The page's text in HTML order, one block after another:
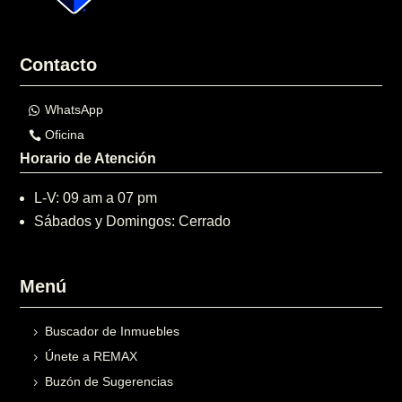
Contacto
WhatsApp
Oficina
Horario de Atención
L-V: 09 am a 07 pm
Sábados y Domingos: Cerrado
Menú
Buscador de Inmuebles
Únete a REMAX
Buzón de Sugerencias